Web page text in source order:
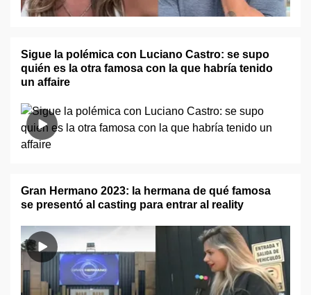
Sigue la polémica con Luciano Castro: se supo
quién es la otra famosa con la que habría tenido
un affaire
Gran Hermano 2023: la hermana de qué famosa
se presentó al casting para entrar al reality